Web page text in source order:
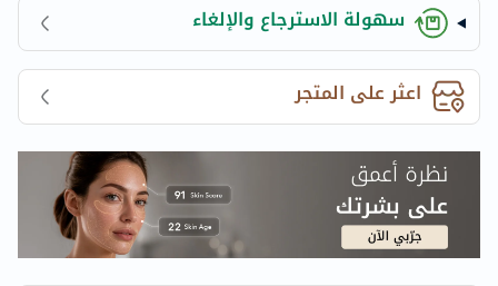
سهولة الاسترجاع والإلغاء
اعثر على المتجر